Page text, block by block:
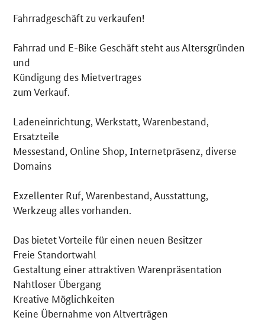
Details
Fahrradgeschäft zu verkaufen!
Fahrrad und E-Bike Geschäft steht aus Altersgründen
und
Kündigung des Mietvertrages
zum Verkauf.
Ladeneinrichtung, Werkstatt, Warenbestand,
Ersatzteile
Messestand, Online Shop, Internetpräsenz, diverse
Domains
Exzellenter Ruf, Warenbestand, Ausstattung,
Werkzeug alles vorhanden.
Das bietet Vorteile für einen neuen Besitzer
Freie Standortwahl
Gestaltung einer attraktiven Warenpräsentation
Nahtloser Übergang
Kreative Möglichkeiten
Keine Übernahme von Altverträgen